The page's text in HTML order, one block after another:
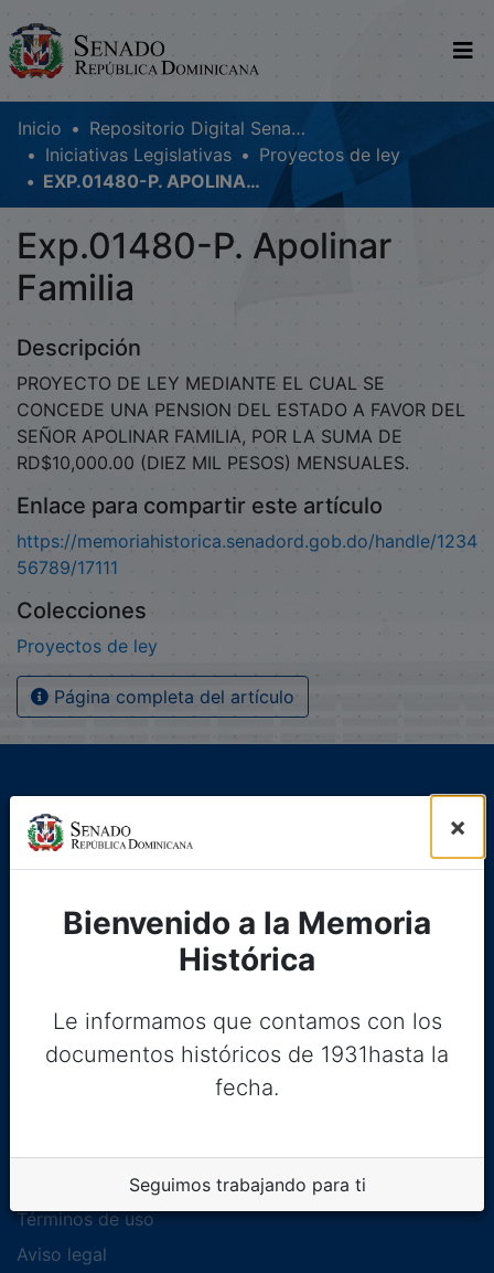
Comunidades
Glosario
Nosotros
Inicio
Repositorio Digital SenadoRD
Iniciativas Legislativas
Proyectos de ley
EXP.01480-P. APOLINAR FAMILIA
Exp.01480-P. Apolinar
Familia
Descripción
PROYECTO DE LEY MEDIANTE EL CUAL SE
CONCEDE UNA PENSION DEL ESTADO A FAVOR DEL
SEÑOR APOLINAR FAMILIA, POR LA SUMA DE
RD$10,000.00 (DIEZ MIL PESOS) MENSUALES.
Enlace para compartir este artículo
https://memoriahistorica.senadord.gob.do/handle/1234
56789/17111
Colecciones
Proyectos de ley
Página completa del artículo
Política de privacidad
Términos de uso
Aviso legal
×
Bienvenido a la Memoria
Histórica
Le informamos que contamos con los
documentos históricos de 1931hasta la
fecha.
Seguimos trabajando para ti